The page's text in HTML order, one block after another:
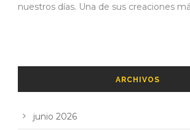
nuestros días. Una de sus creaciones
ARCHIVOS
junio 2026